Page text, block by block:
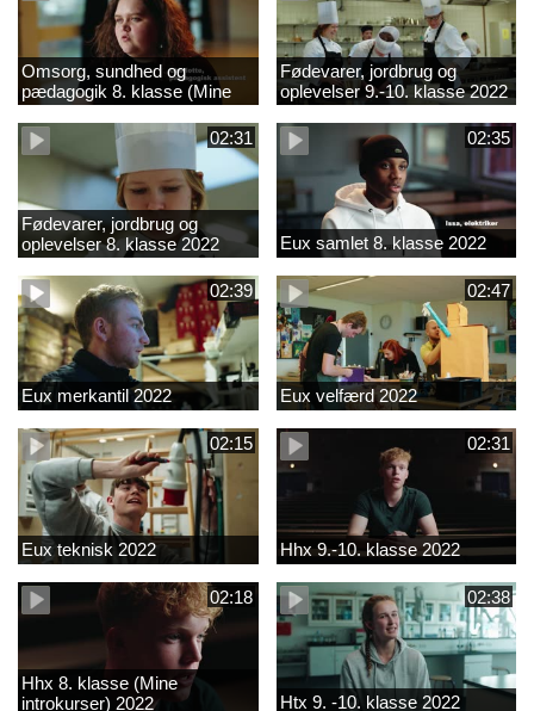
Omsorg, sundhed og
pædagogik 8. klasse (Mine
introkurser) 2022
Fødevarer, jordbrug og
oplevelser 9.-10. klasse 2022
02:31
Fødevarer, jordbrug og
oplevelser 8. klasse 2022
02:35
Eux samlet 8. klasse 2022
02:39
Eux merkantil 2022
02:47
Eux velfærd 2022
02:15
Eux teknisk 2022
02:31
Hhx 9.-10. klasse 2022
02:18
Hhx 8. klasse (Mine
introkurser) 2022
02:38
Htx 9. -10. klasse 2022